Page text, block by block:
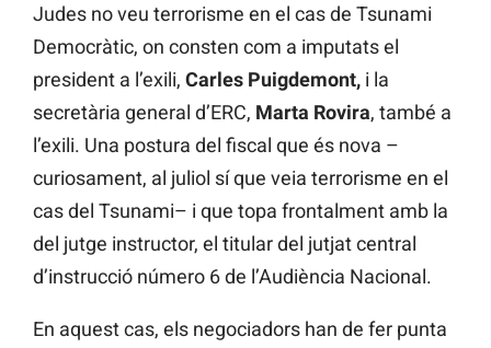
Judes no veu terrorisme en el cas de Tsunami
Democràtic, on consten com a imputats el
president a l’exili, Carles Puigdemont, i la
secretària general d’ERC, Marta Rovira, també a
l’exili. Una postura del fiscal que és nova –
curiosament, al juliol sí que veia terrorisme en el
cas del Tsunami– i que topa frontalment amb la
del jutge instructor, el titular del jutjat central
d’instrucció número 6 de l’Audiència Nacional.
En aquest cas, els negociadors han de fer punta